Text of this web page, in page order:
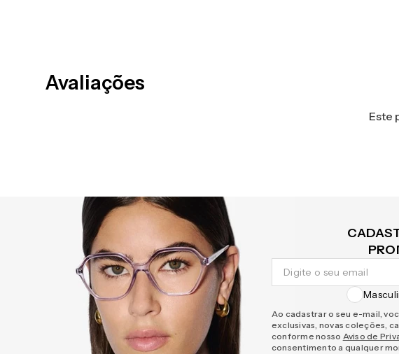
Avaliações
Este
Ao cadastrar o seu e-mail,
exclusivas, novas coleções,
conforme nosso Aviso de
consentimento a qualquer